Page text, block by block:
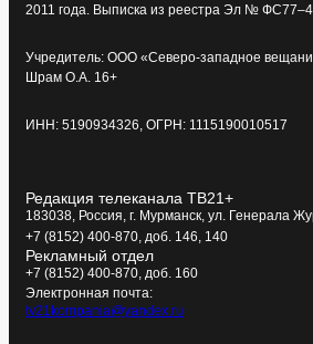
2011 года. Выписка из реестра Эл №
Учредитель: ООО «Северо-западное
Шрам О.А. 16+
ИНН: 5190934326, ОГРН: 1115190010517
Редакция телеканала ТВ21+
183038, Россия, г. Мурманск, ул. Генерала
+7 (8152) 400-870, доб. 146, 140
Рекламный отдел
+7 (8152) 400-870, доб. 160
Электронная почта:
tv21kompania@yandex.ru